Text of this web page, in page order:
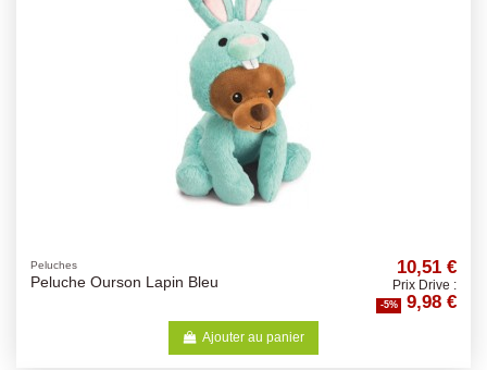
Peluches
Peluche Ourson Lapin Bleu
10,51 €
Prix Drive :
-5% 9,98 €
Ajouter au panier